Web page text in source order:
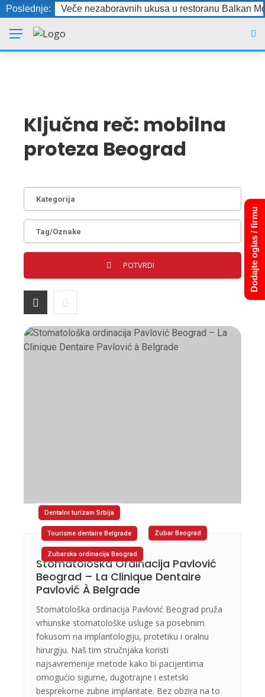
Poslednje: Veče nezaboravnih ukusa u restoranu Balkan
Ključna reč: mobilna
proteza Beograd
Dentalni turizam Srbija
Tourisme dentaire Belgrade Zubar Beograd
Zubarska ordinacija Beograd
Stomatološka Ordinacija Pavlović
Beograd – La Clinique Dentaire
Pavlović À Belgrade
Stomatološka ordinacija Pavlović Beograd pruža
vrhunske stomatološke usluge sa posebnim
fokusom na implantologiju, protetiku i oralnu
hirurgiju. Naš tim stručnjaka koristi
najsavremenije metode kako bi pacijentima
omogućio sigurne, dugotrajne i estetski
besprekorne zubne implantate. Bez obzira na to
Dodajte oglas / firmu